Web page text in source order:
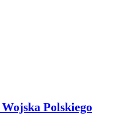
Polskiego